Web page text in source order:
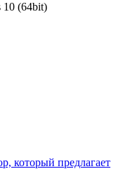
10 (64bit)
который предлагает